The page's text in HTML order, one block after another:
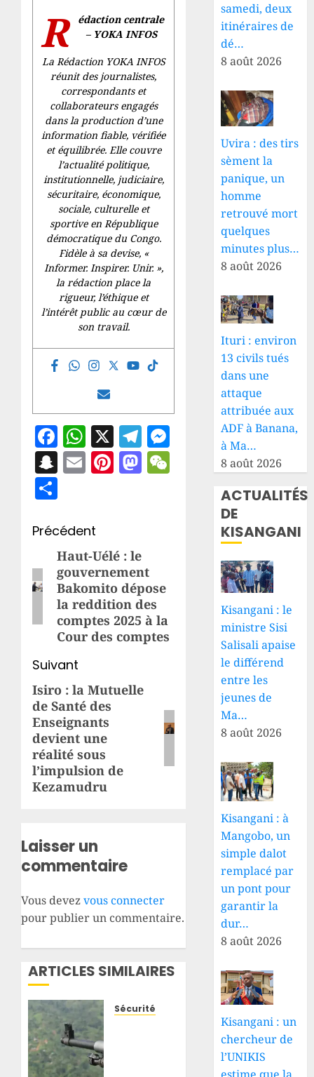
R
édaction centrale
– YOKA INFOS
La Rédaction YOKA INFOS
réunit des journalistes,
correspondants et
collaborateurs engagés
dans la production d’une
information fiable, vérifiée
et équilibrée. Elle couvre
l’actualité politique,
institutionnelle, judiciaire,
sécuritaire, économique,
sociale, culturelle et
sportive en République
démocratique du Congo.
Fidèle à sa devise, «
Informer. Inspirer. Unir.»,
la rédaction place la
rigueur, l’éthique et
l’intérêt public au cœur de
son travail.
Facebook
WhatsApp
X Telegram
Messenger
Snapchat
EmailPinterest
Mastodon
WeChat
Navigation
d’article
Précédent
Article
précédent:
Haut-Uélé : le
gouvernement
Bakomito dépose
la reddition des
comptes 2025 à la
Cour des comptes
Suivant
Article
suivant:
Isiro : la Mutuelle
de Santé des
Enseignants
devient une
réalité sous
l’impulsion de
Kezamudru
Laisser un
commentaire
Vous devezvous connecter
pour publier un commentaire.
ARTICLES SIMILAIRES
Sécurité
samedi, deux
itinéraires de
dé…
8 août 2026
Uvira : des tirs
sèment la
panique, un
homme
retrouvé mort
quelques
minutes plus…
8 août 2026
Ituri : environ
13 civils tués
dans une
attaque
attribuée aux
ADF à Banana,
à Ma…
8 août 2026
ACTUALITÉS
DE
KISANGANI
Kisangani : le
ministre Sisi
Salisali apaise
le différend
entre les
jeunes de
Ma…
8 août 2026
Kisangani : à
Mangobo, un
simple dalot
remplacé par
un pont pour
garantir la
dur…
8 août 2026
Kisangani : un
chercheur de
l’UNIKIS